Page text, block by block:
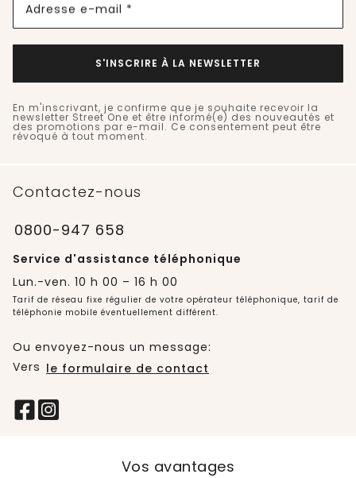
Adresse e-mail *
S'INSCRIRE À LA NEWSLETTER
En m'inscrivant, je confirme que je souhaite recevoir la
newsletter Street One et être informé(e) des nouveautés et
des promotions par e-mail. Ce consentement peut être
révoqué à tout moment.
Contactez-nous
0800-947 658
Service d'assistance téléphonique
Lun.-ven. 10 h 00 – 16 h 00
Tarif de réseau fixe régulier de votre opérateur téléphonique, tarif de
téléphonie mobile éventuellement différent.
Ou envoyez-nous un message:
Vers le formulaire de contact
Vos avantages